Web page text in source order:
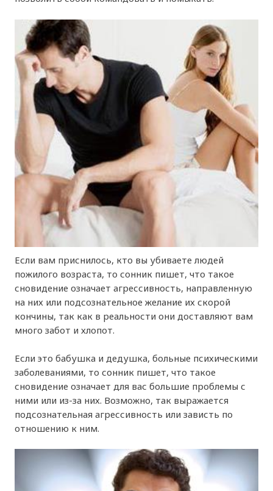
Если вам приснилось, кто вы убиваете людей
пожилого возраста, то сонник пишет, что такое
сновидение означает агрессивность, направленную
на них или подсознательное желание их скорой
кончины, так как в реальности они доставляют вам
много забот и хлопот.
Если это бабушка и дедушка, больные психическими
заболеваниями, то сонник пишет, что такое
сновидение означает для вас большие проблемы с
ними или из-за них. Возможно, так выражается
подсознательная агрессивность или зависть по
отношению к ним.